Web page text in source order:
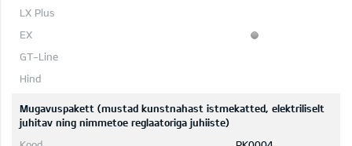
Mugavuspakett (mustad kunstnahast istmekatted, elektriliselt
juhitav ning nimmetoe reglaatoriga juhiiste)